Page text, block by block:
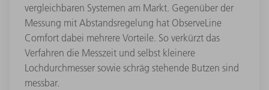
vergleichbaren Systemen am Markt. Gegenüber der
Messung mit Abstandsregelung hat ObserveLine
Comfort dabei mehrere Vorteile. So verkürzt das
Verfahren die Messzeit und selbst kleinere
Lochdurchmesser sowie schräg stehende Butzen sind
messbar.